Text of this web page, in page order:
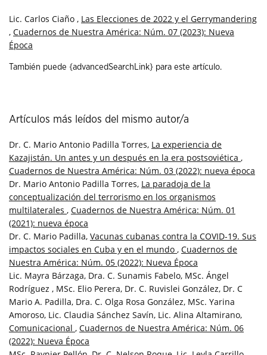
Lic. Carlos Ciaño , Las Elecciones de 2022 y el Gerrymandering
, Cuadernos de Nuestra América: Núm. 07 (2023): Nueva
Época
También puede {advancedSearchLink} para este artículo.
Artículos más leídos del mismo autor/a
Dr. C. Mario Antonio Padilla Torres, La experiencia de
Kazajistán. Un antes y un después en la era postsoviética ,
Cuadernos de Nuestra América: Núm. 03 (2022): nueva época
Dr. Mario Antonio Padilla Torres, La paradoja de la
conceptualización del terrorismo en los organismos
multilaterales , Cuadernos de Nuestra América: Núm. 01
(2021): nueva época
Dr. C. Mario Padilla, Vacunas cubanas contra la COVID-19. Sus
impactos sociales en Cuba y en el mundo , Cuadernos de
Nuestra América: Núm. 05 (2022): Nueva Época
Lic. Mayra Bárzaga, Dra. C. Sunamis Fabelo, MSc. Ángel
Rodríguez , MSc. Elio Perera, Dr. C. Ruvislei González, Dr. C
Mario A. Padilla, Dra. C. Olga Rosa González, MSc. Yarina
Amoroso, Lic. Claudia Sánchez Savín, Lic. Alina Altamirano,
Comunicacional , Cuadernos de Nuestra América: Núm. 06
(2022): Nueva Época